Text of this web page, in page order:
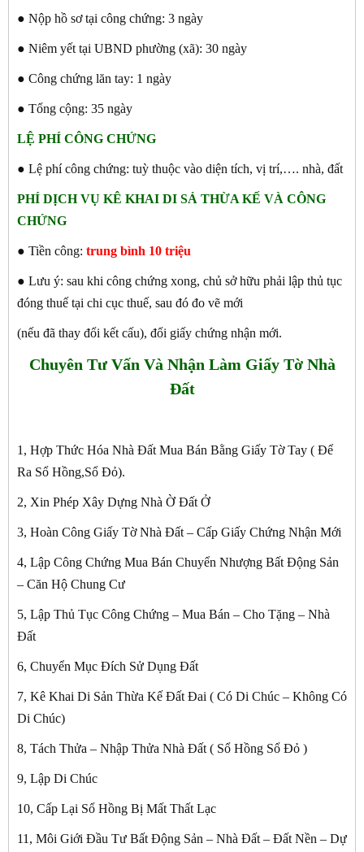
● Nộp hồ sơ tại công chứng: 3 ngày
● Niêm yết tại UBND phường (xã): 30 ngày
● Công chứng lăn tay: 1 ngày
● Tổng cộng: 35 ngày
LỆ PHÍ CÔNG CHỨNG
● Lệ phí công chứng: tuỳ thuộc vào diện tích, vị trí,…. nhà, đất
PHÍ DỊCH VỤ KÊ KHAI DI SẢ THỪA KẾ VÀ CÔNG
CHỨNG
● Tiền công: trung bình 10 triệu
● Lưu ý: sau khi công chứng xong, chủ sở hữu phải lập thủ tục
đóng thuế tại chi cục thuế, sau đó đo vẽ mới
(nếu đã thay đổi kết cấu), đổi giấy chứng nhận mới.
Chuyên Tư Vấn Và Nhận Làm Giấy Tờ Nhà
Đất
1, Hợp Thức Hóa Nhà Đất Mua Bán Bằng Giấy Tờ Tay ( Để
Ra Sổ Hồng,Sổ Đỏ).
2, Xin Phép Xây Dựng Nhà Ờ Đất Ở
3, Hoàn Công Giấy Tờ Nhà Đất – Cấp Giấy Chứng Nhận Mới
4, Lập Công Chứng Mua Bán Chuyển Nhượng Bất Động Sản
– Căn Hộ Chung Cư
5, Lập Thủ Tục Công Chứng – Mua Bán – Cho Tặng – Nhà
Đất
6, Chuyển Mục Đích Sử Dụng Đất
7, Kê Khai Di Sản Thừa Kế Đất Đai ( Có Di Chúc – Không Có
Di Chúc)
8, Tách Thửa – Nhập Thửa Nhà Đất ( Sổ Hồng Sổ Đỏ )
9, Lập Di Chúc
10, Cấp Lại Sổ Hồng Bị Mất Thất Lạc
11, Môi Giới Đầu Tư Bất Động Sản – Nhà Đất – Đất Nền – Dự